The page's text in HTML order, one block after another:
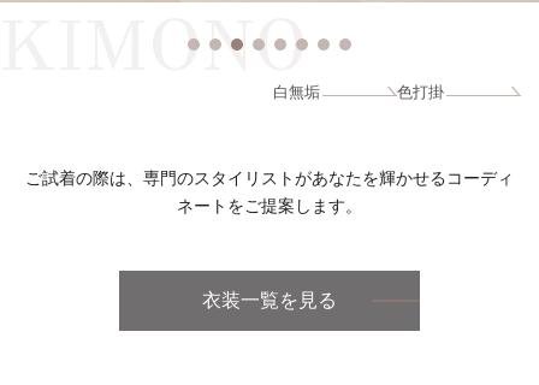
KIMONO
白無垢 色打掛
ご試着の際は、専門のスタイリストがあなたを輝かせるコーディ
ネートをご提案します。
衣装一覧を見る